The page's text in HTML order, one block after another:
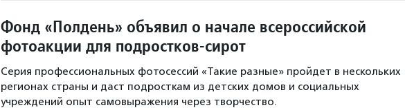
Фонд «Полдень» объявил о начале всероссийской
фотоакции для подростков-сирот
Серия профессиональных фотосессий «Такие разные» пройдет в нескольких
регионах страны и даст подросткам из детских домов и социальных
учреждений опыт самовыражения через творчество.